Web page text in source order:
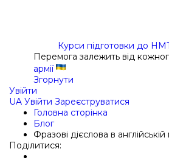
Курси підготовки до
Перемога залежить від
армії
Згорнути
Увійти
UA Увійти Зареєструватися
Головна сторінка
Блог
Фразові дієслова в
Поділитися: